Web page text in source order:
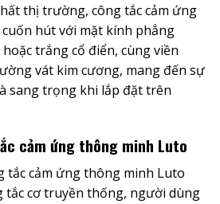
thị trường, công tắc cảm ứng
hút với mặt kính phẳng
trắng cổ điển, cùng viền
vát kim cương, mang đến sự
sang trọng khi lắp đặt trên
cảm ứng thông minh Luto
tắc cảm ứng thông minh Luto
tắc cơ truyền thống, người dùng